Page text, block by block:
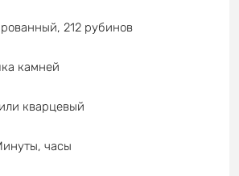
212 рубинов
камней
кварцевый
часы